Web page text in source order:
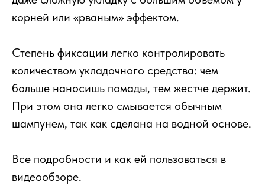
корней или «рваным» эффектом.
Степень фиксации легко контролировать
количеством укладочного средства: чем
больше наносишь помады, тем жестче держит.
При этом она легко смывается обычным
шампунем, так как сделана на водной основе.
Все подробности и как ей пользоваться в
видеообзоре.